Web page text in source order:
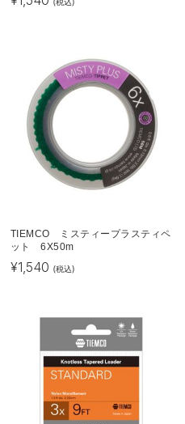
TIEMCO ミスティープラスティペ
ット 6X50m
¥1,540 (税込)